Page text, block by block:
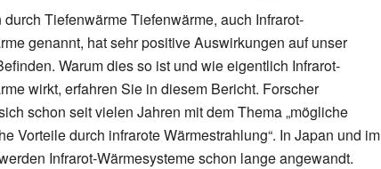
Tiefenwärme Tiefenwärme, auch Infrarot-
genannt, hat sehr positive Auswirkungen auf unser
Warum dies so ist und wie eigentlich Infrarot-
wirkt, erfahren Sie in diesem Bericht. Forscher
schon seit vielen Jahren mit dem Thema „mögliche
Vorteile durch infrarote Wärmestrahlung“. In Japan und im
Infrarot-Wärmesysteme schon lange angewandt.